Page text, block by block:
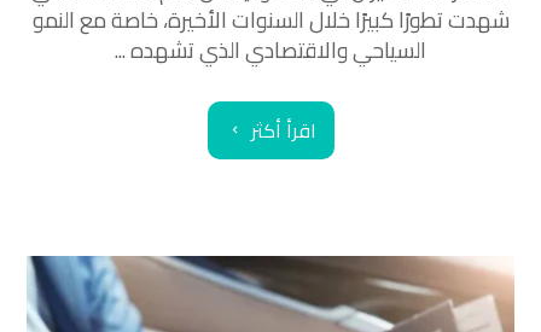
شهدت تطورًا كبيرًا خلال السنوات الأخيرة، خاصة مع النمو
السياحي والاقتصادي الذي تشهده ...
اقرأ أكثر